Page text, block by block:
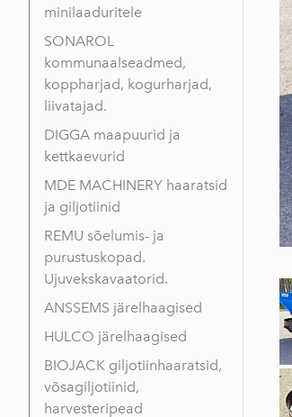
minilaaduritele
SONAROL
kommunaalseadmed,
koppharjad, kogurharjad,
liivatajad.
DIGGA maapuurid ja
kettkaevurid
MDE MACHINERY haaratsid
ja giljotiinid
REMU sõelumis- ja
purustuskopad.
Ujuvekskavaatorid.
ANSSEMS järelhaagised
HULCO järelhaagised
BIOJACK giljotiinhaaratsid,
võsagiljotiinid,
harvesteripead